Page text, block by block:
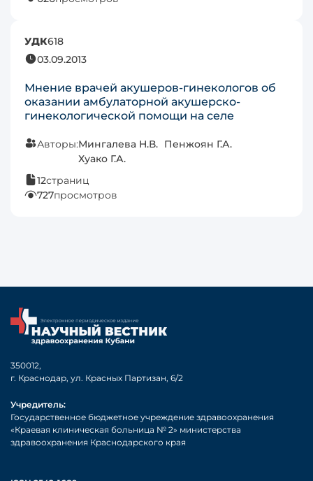
УДК618
03.09.2013
Мнение врачей акушеров-гинекологов об
оказании амбулаторной акушерско-
гинекологической помощи на селе
Авторы:Мингалева Н.В. Пенжоян Г.А.
Хуако Г.А.
12страниц
727просмотров
350012,
г. Краснодар, ул. Красных Партизан, 6/2
Учредитель:
Государственное бюджетное учреждение здравоохранения
«Краевая клиническая больница № 2» министерства
здравоохранения Краснодарского края